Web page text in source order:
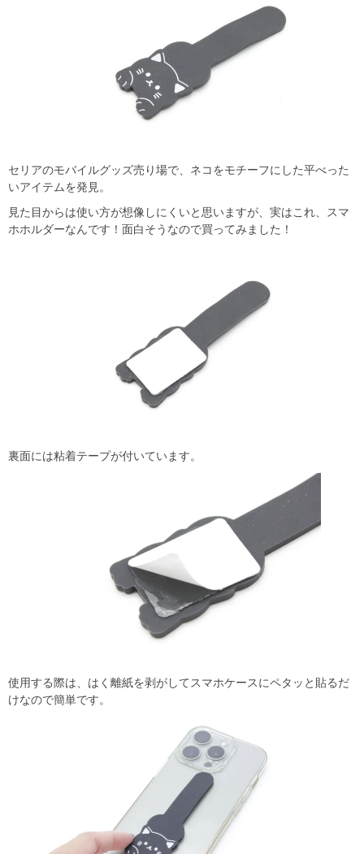
セリアのモバイルグッズ売り場で、ネコをモチーフにした平べった
いアイテムを発見。
見た目からは使い方が想像しにくいと思いますが、実はこれ、スマ
ホホルダーなんです！面白そうなので買ってみました！
裏面には粘着テープが付いています。
使用する際は、はく離紙を剥がしてスマホケースにペタッと貼るだ
けなので簡単です。